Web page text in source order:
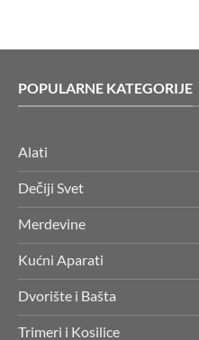
POPULARNE KATEGORIJE
Alati
Dečiji Svet
Merdevine
Kućni Aparati
Dvorište i Bašta
Trimeri i Kosilice